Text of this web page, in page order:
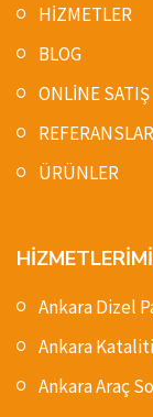
HİZMETLER
BLOG
ONLİNE SATIŞ
REFERANSLAR
ÜRÜNLER
Ankara Dizel
Ankara
Ankara Araç